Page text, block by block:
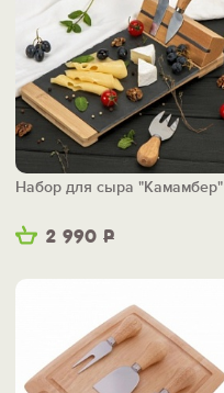
2 990 Р
Набор для сыра "Камамбер"